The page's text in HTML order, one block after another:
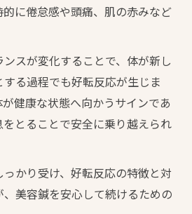
に倦怠感や頭痛、肌の赤みなど
スが変化することで、体が新し
る過程でも好転反応が生じま
健康な状態へ向かうサインであ
とることで安全に乗り越えられ
かり受け、好転反応の特徴と対
美容鍼を安心して続けるための